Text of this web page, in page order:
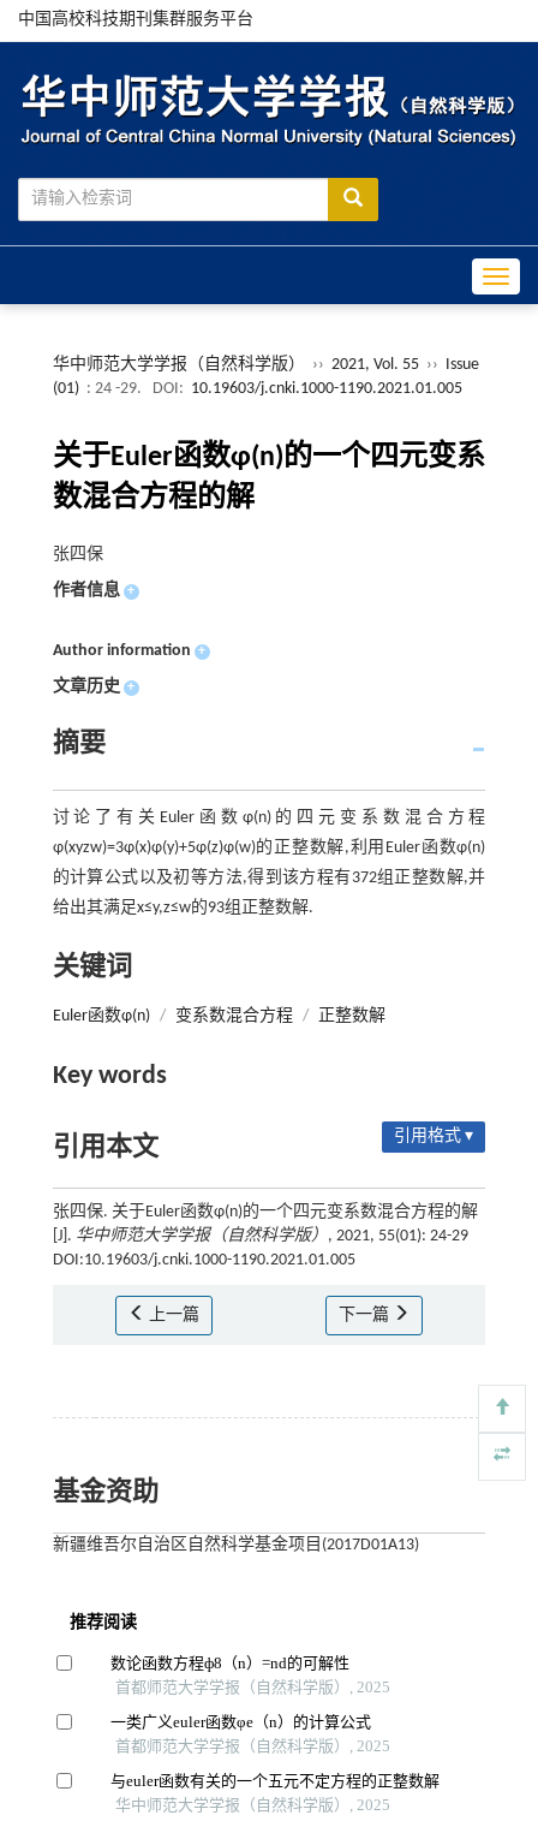
中国高校科技期刊集群服务平台
华中师范大学学报（自然科学版） ›› 2021, Vol. 55 ››
Issue
(01) : 24 -29. DOI: 10.19603/j.cnki.1000-1190.2021.01.005
关于Euler函数φ(n)的一个四元变系
数混合方程的解
张四保
作者信息 +
Author information +
文章历史 +
摘要
讨论了有关Euler函数φ(n)的四元变系数混合方程
φ(xyzw)=3φ(x)φ(y)+5φ(z)φ(w)的正整数解,利用Euler函数φ(n)
的计算公式以及初等方法,得到该方程有372组正整数解,并
给出其满足x≤y,z≤w的93组正整数解.
关键词
Euler函数φ(n) / 变系数混合方程 / 正整数解
Key words
引用本文 引用格式 ▾
张四保. 关于Euler函数φ(n)的一个四元变系数混合方程的解
[J]. 华中师范大学学报（自然科学版） , 2021, 55(01): 24-29
DOI:10.19603/j.cnki.1000-1190.2021.01.005
上一篇 下一篇
基金资助
新疆维吾尔自治区自然科学基金项目(2017D01A13)